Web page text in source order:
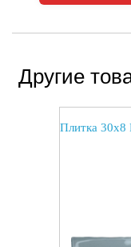
Другие
Плитка 30x8